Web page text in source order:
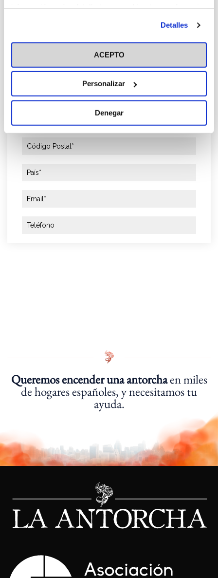
información más detallada y cambiar tus preferencias
en el botón "Personalizar". Para más información puedes
visitar nuestra Política de Cookies
Detalles
ACEPTO
Personalizar
Denegar
Queremos encender una antorchaen miles
de hogares españoles, y necesitamos tu
ayuda.